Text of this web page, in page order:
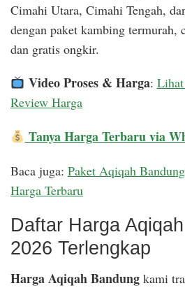
Cimahi Utara, Cimahi Tengah,
dengan paket kambing termurah,
dan gratis ongkir.
Video Proses & Harga:
Review Harga
Tanya Harga Terbaru via
Baca juga: Paket Aqiqah
Harga Terbaru
Daftar Harga
2026 Terlengkap
Harga Aqiqah Bandung kami